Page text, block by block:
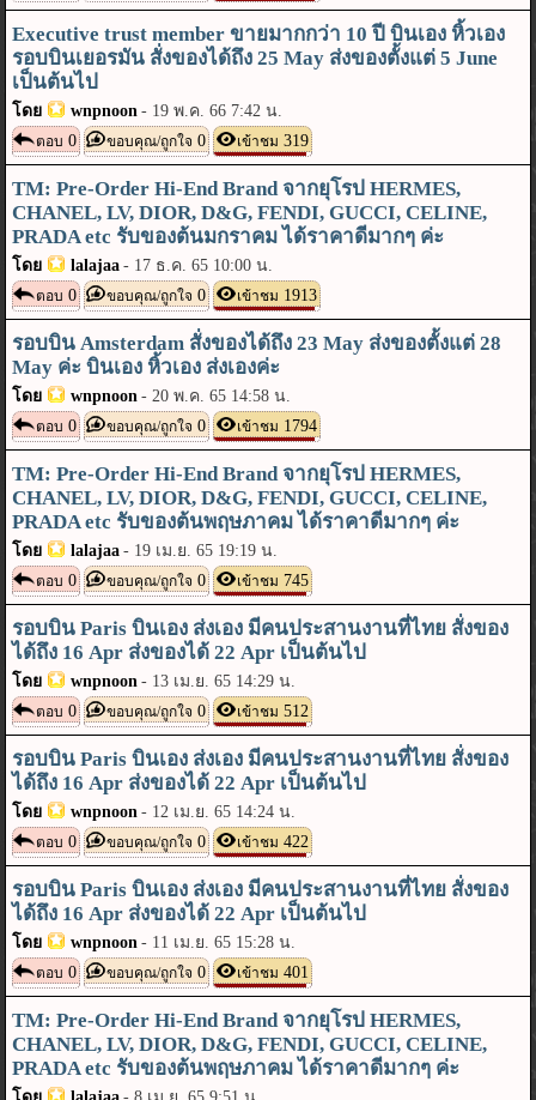
Executive trust member ขายมากกว่า 10 ปี บินเอง หิ้วเอง
รอบบินเยอรมัน สั่งของได้ถึง 25 May ส่งของตั้งแต่ 5 June
เป็นต้นไป
โดย wnpnoon - 19 พ.ค. 66 7:42 น.
ตอบ 0 ขอบคุณ/ถูกใจ 0 เข้าชม 319
TM: Pre-Order Hi-End Brand จากยุโรป HERMES,
CHANEL, LV, DIOR, D&G, FENDI, GUCCI, CELINE,
PRADA etc รับของต้นมกราคม ได้ราคาดีมากๆ ค่ะ
โดย lalajaa - 17 ธ.ค. 65 10:00 น.
ตอบ 0 ขอบคุณ/ถูกใจ 0 เข้าชม 1913
รอบบิน Amsterdam สั่งของได้ถึง 23 May ส่งของตั้งแต่ 28
May ค่ะ บินเอง หิ้วเอง ส่งเองค่ะ
โดย wnpnoon -20 พ.ค. 65 14:58 น.
ตอบ 0 ขอบคุณ/ถูกใจ 0 เข้าชม 1794
TM: Pre-Order Hi-End Brand จากยุโรป HERMES,
CHANEL, LV, DIOR, D&G, FENDI, GUCCI, CELINE,
PRADA etc รับของต้นพฤษภาคม ได้ราคาดีมากๆ ค่ะ
โดย lalajaa - 19 เม.ย. 65 19:19 น.
ตอบ 0 ขอบคุณ/ถูกใจ 0 เข้าชม 745
รอบบิน Paris บินเอง ส่งเอง มีคนประสานงานที่ไทย สั่งของ
ได้ถึง 16 Apr ส่งของได้ 22 Apr เป็นต้นไป
โดย wnpnoon - 13 เม.ย. 65 14:29 น.
ตอบ 0 ขอบคุณ/ถูกใจ 0 เข้าชม 512
รอบบิน Paris บินเอง ส่งเอง มีคนประสานงานที่ไทย สั่งของ
ได้ถึง 16 Apr ส่งของได้ 22 Apr เป็นต้นไป
โดย wnpnoon - 12 เม.ย. 65 14:24 น.
ตอบ 0 ขอบคุณ/ถูกใจ 0 เข้าชม 422
รอบบิน Paris บินเอง ส่งเอง มีคนประสานงานที่ไทย สั่งของ
ได้ถึง 16 Apr ส่งของได้ 22 Apr เป็นต้นไป
โดย wnpnoon - 11 เม.ย. 65 15:28 น.
ตอบ 0 ขอบคุณ/ถูกใจ 0 เข้าชม 401
TM: Pre-Order Hi-End Brand จากยุโรป HERMES,
CHANEL, LV, DIOR, D&G, FENDI, GUCCI, CELINE,
PRADA etc รับของต้นพฤษภาคม ได้ราคาดีมากๆ ค่ะ